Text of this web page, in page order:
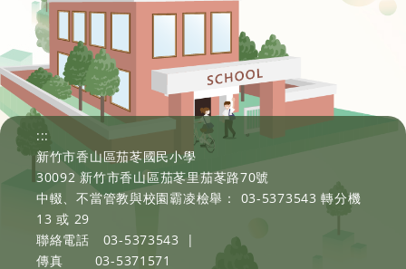
:::
新竹市香山區茄苳國民小學
30092 新竹市香山區茄苳里茄苳路70號
中輟、不當管教與校園霸凌檢舉： 03-5373543 轉分機
13 或 29
聯絡電話
03-5373543
|
傳真
03-5371571